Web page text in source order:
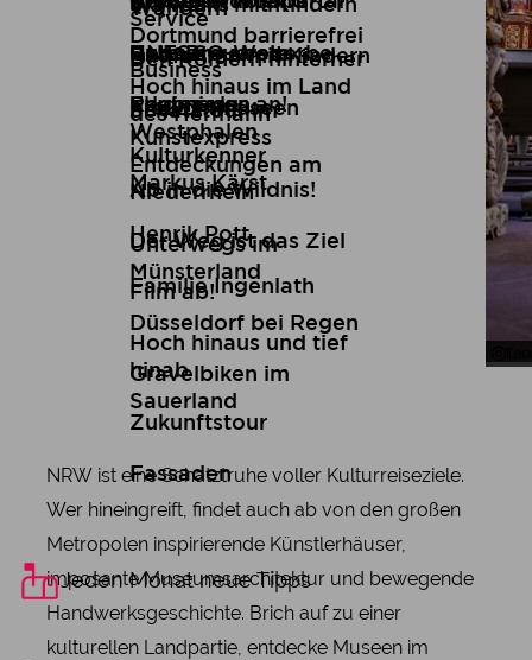
Wandern
Den Römern hinterher
Schatztour im
Kunstexpress
Ab in die Wildnis!
Der Weg ist das Ziel
Film ab!
Hoch hinaus und tief
hinab
Zukunftstour
Fassaden
Wandern mit Kindern
Radfahren mit Kindern
Freilichtmuseen
Ruth Breuer
Regina von
Westphalen
Markus Kärst
Henrik Pott
Familie Ingenlath
Genuss
Erlebnisse
UNESCO-Welterbe
Flugmodus an!
Kulturkenner
Skywalks
Dortmund barrierefrei
Hoch hinaus im Land
des Hermann
Entdeckungen am
Niederrhein
Unterwegs im
Münsterland
Düsseldorf bei Regen
Gravelbiken im
Sauerland
Reiseangebote
Service
Business
NRW ist eine Schatztruhe voller Kulturreiseziele.
Wer hineingreift, findet auch ab von den großen
Metropolen inspirierende Künstlerhäuser,
imposante Museumsarchitektur und bewegende
Handwerksgeschichte. Brich auf zu einer
kulturellen Landpartie, entdecke Museen im
Jeden Monat neue Tipps